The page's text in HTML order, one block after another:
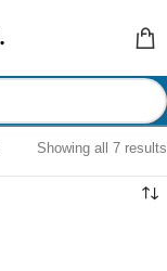
Showing all 7 results